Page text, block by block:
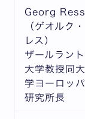
Georg Ress
（ゲオルク・
レス）
ザールラント
大学教授同大
学ヨーロッパ
研究所長